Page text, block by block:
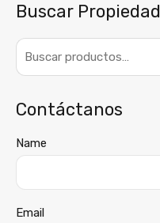
Buscar Propiedad
Contáctanos
Name
Email